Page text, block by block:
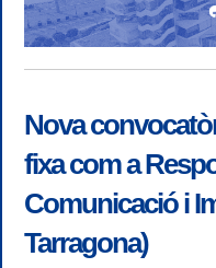
Nova
fixa com a
Comunicació i
Tarragona)